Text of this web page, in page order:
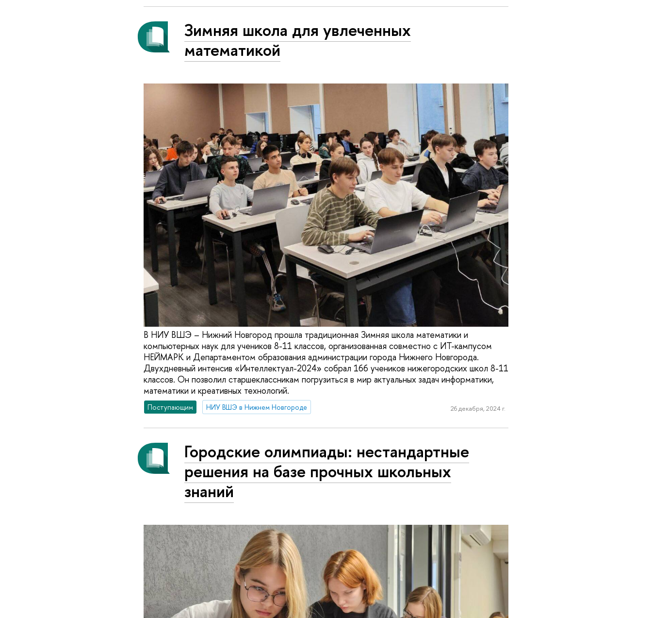
Зимняя школа для увлеченных
математикой
В НИУ ВШЭ – Нижний Новгород прошла традиционная Зимняя школа математики и
компьютерных наук для учеников 8-11 классов, организованная совместно с ИТ-кампусом
НЕЙМАРК и Департаментом образования администрации города Нижнего Новгорода.
Двухдневный интенсив «Интеллектуал-2024» собрал 166 учеников нижегородских школ 8-11
классов. Он позволил старшеклассникам погрузиться в мир актуальных задач информатики,
математики и креативных технологий.
Поступающим НИУ ВШЭ в Нижнем Новгороде 26 декабря, 2024 г.
Городские олимпиады: нестандартные
решения на базе прочных школьных
знаний